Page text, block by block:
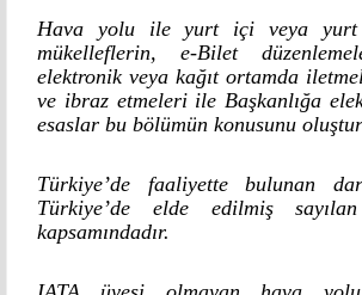
Hava yolu ile yurt içi veya yurt
mükelleflerin, e-Bilet
elektronik veya kağıt ortamda
ve ibraz etmeleri ile Başkanlığa
esaslar bu bölümün konusunu
Türkiye’de faaliyette bulunan
Türkiye’de elde edilmiş
kapsamındadır.